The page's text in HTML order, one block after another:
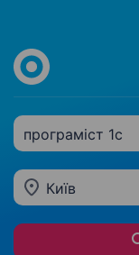
програміст 1c
Київ